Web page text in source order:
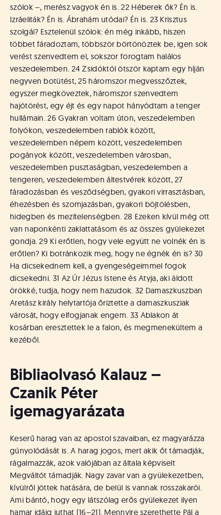
szólok –, merész vagyok én is. 22 Héberek ők? Én is.
Izráeliták? Én is. Ábrahám utódai? Én is. 23 Krisztus
szolgái? Esztelenül szólok: én még inkább, hiszen
többet fáradoztam, többször börtönöztek be, igen sok
verést szenvedtem el, sokszor forogtam halálos
veszedelemben. 24 Zsidóktól ötször kaptam egy híján
negyven botütést, 25 háromszor megvesszőztek,
egyszer megköveztek, háromszor szenvedtem
hajótörést, egy éjt és egy napot hányódtam a tenger
hullámain. 26 Gyakran voltam úton, veszedelemben
folyókon, veszedelemben rablók között,
veszedelemben népem között, veszedelemben
pogányok között, veszedelemben városban,
veszedelemben pusztaságban, veszedelemben a
tengeren, veszedelemben áltestvérek között, 27
fáradozásban és vesződségben, gyakori virrasztásban,
éhezésben és szomjazásban, gyakori böjtölésben,
hidegben és mezítelenségben. 28 Ezeken kívül még ott
van naponkénti zaklattatásom és az összes gyülekezet
gondja. 29 Ki erőtlen, hogy vele együtt ne volnék én is
erőtlen? Ki botránkozik meg, hogy ne égnék én is? 30
Ha dicsekednem kell, a gyengeségeimmel fogok
dicsekedni. 31 Az Úr Jézus Istene és Atyja, aki áldott
örökké, tudja, hogy nem hazudok. 32 Damaszkuszban
Aretász király helytartója őriztette a damaszkusziak
városát, hogy elfogjanak engem. 33 Ablakon át
kosárban eresztettek le a falon, és megmenekültem a
kezéből.
Bibliaolvasó Kalauz –
Czanik Péter
igemagyarázata
Keserű harag van az apostol szavaiban, ez magyarázza
gúnyolódását is. A harag jogos, mert akik őt támadják,
rágalmazzák, azok valójában az általa képviselt
Megváltót támadják. Nagy zavar van a gyülekezetben,
kívülről jöttek hatására, de belül is vannak rosszakarói.
Ami bántó, hogy egy látszólag erős gyülekezet ilyen
hamar idáig juthat (16–21). Mennyire szerethette Pál a